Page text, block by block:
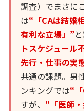
調査）でまさに
は“「CAは結婚
有利な立場」”
トスケジュール
先行・仕事の実
共通の課題。男
ンキングでは“
すが、 “「医師